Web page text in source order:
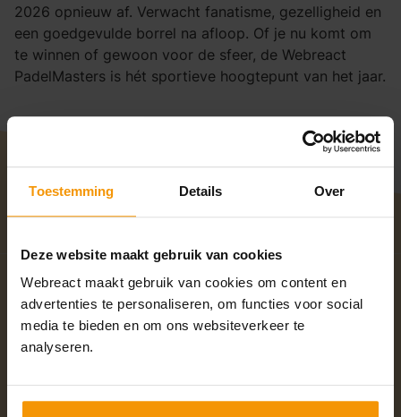
Toestemming Details Over
Deze website maakt gebruik van cookies
Webreact maakt gebruik van cookies om content en
advertenties te personaliseren, om functies voor social
media te bieden en om ons websiteverkeer te
analyseren.
2026 opnieuw af. Verwacht fanatisme, gezelligheid en
een goedgevulde borrel na afloop. Of je nu komt om
te winnen of gewoon voor de sfeer, de Webreact
PadelMasters is hét sportieve hoogtepunt van het jaar.
Benieuwd naar de eerste
editie? Check 'm hieronder!
Editie 2024